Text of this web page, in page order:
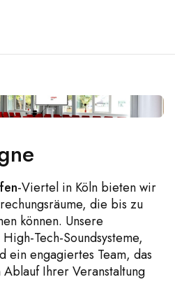
-Viertel in Köln bieten wir
die bis zu
können. Unsere
Tech-Soundsysteme,
ein engagiertes Team, das
Ihrer Veranstaltung